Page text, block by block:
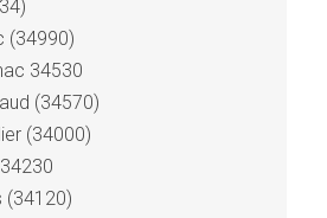
(34990)
34530
(34570)
(34000)
(34120)